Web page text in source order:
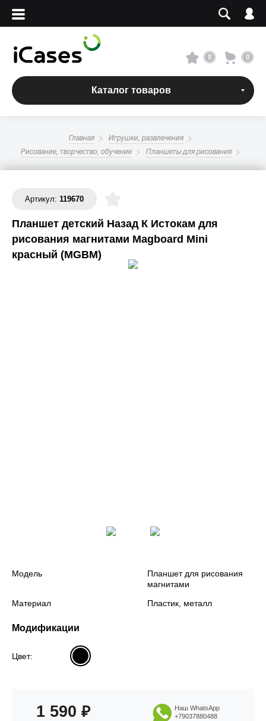
Вход
Сервисный центр
О магазине
Адреса магазинов
+7 495 960-31-54
+7 800 500-31-47
0 0
Каталог товаров
Главная Игрушки, развлечения
Рисование, творчество, обучение Планшеты для рисования
Артикул: 119670
Планшет детский Назад К Истокам для
рисования магнитами Magboard Mini
красный (MGBM)
Модель
Планшет для рисования
магнитами
Материал
Пластик, металл
Модификации
Цвет:
1 590 ₽
Наш WhatsApp
+79037880488